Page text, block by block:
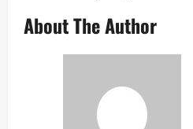
About The Author